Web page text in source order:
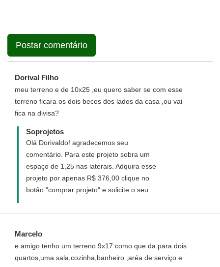
Dorival Filho
meu terreno e de 10x25 ,eu quero saber se com esse
terreno ficara os dois becos dos lados da casa ,ou vai
fica na divisa?
Soprojetos
Olá Dorivaldo! agradecemos seu
comentário. Para este projeto sobra um
espaço de 1,25 nas laterais. Adquira esse
projeto por apenas R$ 376,00 clique no
botão "comprar projeto" e solicite o seu.
Marcelo
e amigo tenho um terreno 9x17 como que da para dois
quartos,uma sala,cozinha,banheiro ,aréa de serviço e